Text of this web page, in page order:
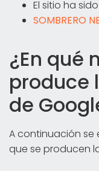
El sitio ha
SOMBRERO
¿En qué
produce
de
A continuación se
que se producen